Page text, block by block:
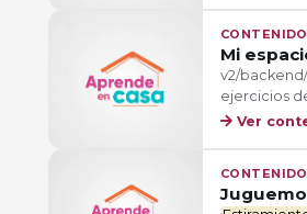
Mi
v2/
ejercicios
Ver